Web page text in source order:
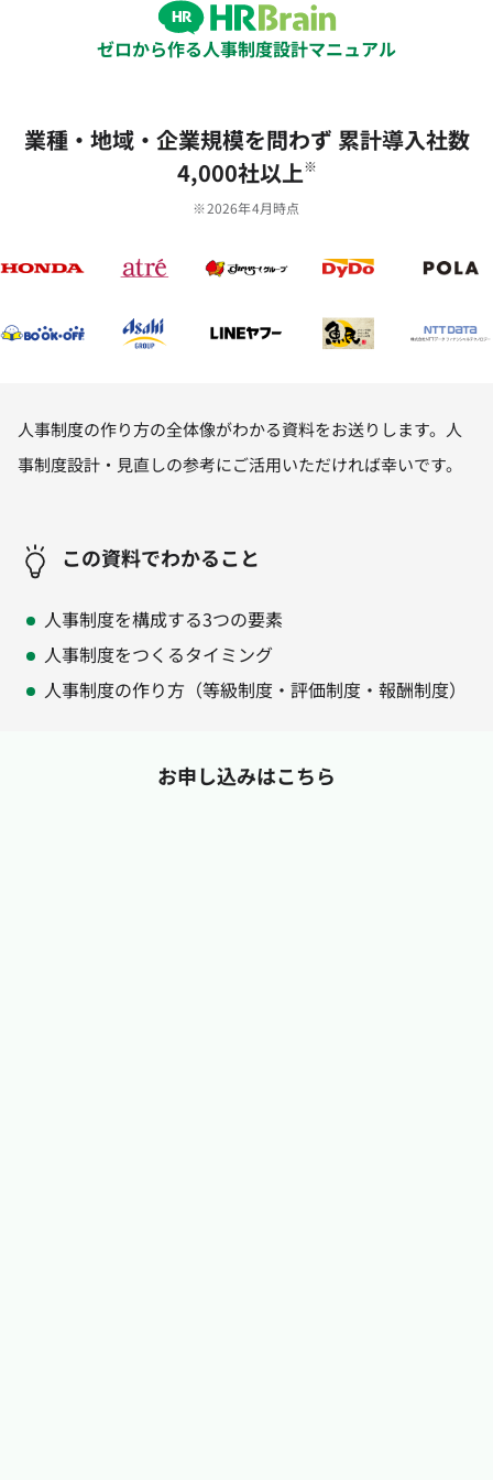
ゼロから作る人事制度設計マニュアル
業種‧地域‧企業規模を問わず 累計導⼊社数
4,000社以上※
※2026年4月時点
人事制度の作り方の全体像がわかる資料をお送りします。⼈
事制度設計・⾒直しの参考にご活⽤いただければ幸いです。
この資料でわかること
人事制度を構成する3つの要素
人事制度をつくるタイミング
人事制度の作り方（等級制度・評価制度・報酬制度）
お申し込みはこちら